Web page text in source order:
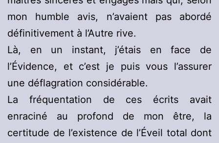
mon humble avis, n’avaient pas abordé
définitivement à l’Autre rive.
Là, en un instant, j’étais en face de
l’Évidence, et c’est je puis vous l’assurer
une déflagration considérable.
La fréquentation de ces écrits avait
enraciné au profond de mon être, la
certitude de l’existence de l’Éveil total dont